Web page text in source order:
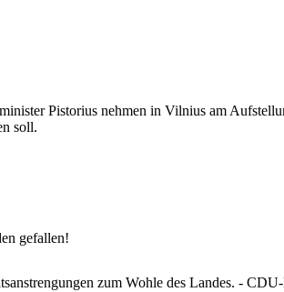
Pistorius nehmen in Vilnius am
soll.
gefallen!
zum Wohle des Landes. -